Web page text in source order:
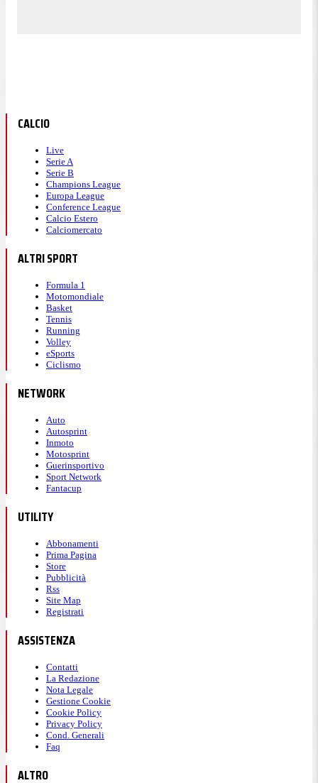
CALCIO
Live
Serie A
Serie B
Champions League
Europa League
Conference League
Calcio Estero
Calciomercato
ALTRI SPORT
Formula 1
Motomondiale
Basket
Tennis
Running
Volley
eSports
Ciclismo
NETWORK
Auto
Autosprint
Inmoto
Motosprint
Guerinsportivo
Sport Network
Fantacup
UTILITY
Abbonamenti
Prima Pagina
Store
Pubblicità
Rss
Site Map
Registrati
ASSISTENZA
Contatti
La Redazione
Nota Legale
Gestione Cookie
Cookie Policy
Privacy Policy
Cond. Generali
Faq
ALTRO